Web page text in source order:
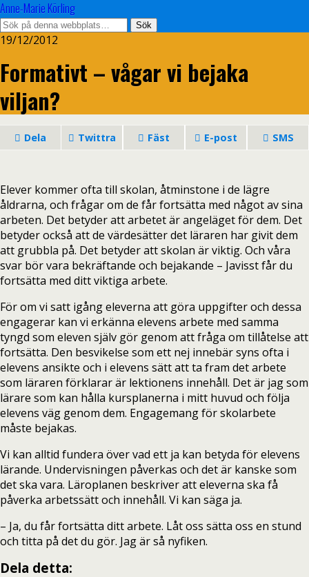
Anne-Marie Körling
19/12/2012
Formativt – vågar vi bejaka
viljan?
Dela Twittra Fäst E-post SMS
Elever kommer ofta till skolan, åtminstone i de lägre
åldrarna, och frågar om de får fortsätta med något av sina
arbeten. Det betyder att arbetet är angeläget för dem. Det
betyder också att de värdesätter det läraren har givit dem
att grubbla på. Det betyder att skolan är viktig. Och våra
svar bör vara bekräftande och bejakande – Javisst får du
fortsätta med ditt viktiga arbete.
För om vi satt igång eleverna att göra uppgifter och dessa
engagerar kan vi erkänna elevens arbete med samma
tyngd som eleven själv gör genom att fråga om tillåtelse att
fortsätta. Den besvikelse som ett nej innebär syns ofta i
elevens ansikte och i elevens sätt att ta fram det arbete
som läraren förklarar är lektionens innehåll. Det är jag som
lärare som kan hålla kursplanerna i mitt huvud och följa
elevens väg genom dem. Engagemang för skolarbete
måste bejakas.
Vi kan alltid fundera över vad ett ja kan betyda för elevens
lärande. Undervisningen påverkas och det är kanske som
det ska vara. Läroplanen beskriver att eleverna ska få
påverka arbetssätt och innehåll. Vi kan säga ja.
– Ja, du får fortsätta ditt arbete. Låt oss sätta oss en stund
och titta på det du gör. Jag är så nyfiken.
Dela detta: